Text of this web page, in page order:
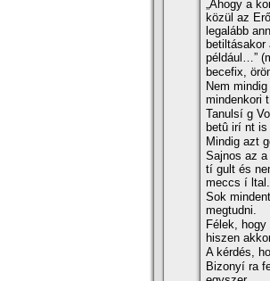
„Ahogy a
közül az
legalább
például…”
becefix,
Nem
mindenkori
Tanulsí g
betû irí nt
Mindig azt
Sajnos az
tí gult és
meccs í ltal.
Sok
megtudni.
Félek,
hiszen
A kérdés,
Bizonyí ra